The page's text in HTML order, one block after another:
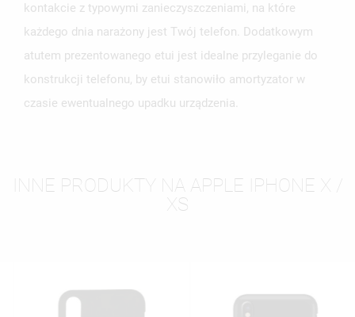
kontakcie z typowymi zanieczyszczeniami, na które
każdego dnia narażony jest Twój telefon. Dodatkowym
atutem prezentowanego etui jest idealne przyleganie do
konstrukcji telefonu, by etui stanowiło amortyzator w
czasie ewentualnego upadku urządzenia.
INNE PRODUKTY NA APPLE IPHONE X /
XS